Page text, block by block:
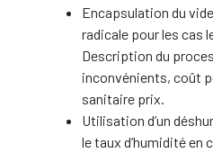
Encapsulation du
radicale pour les cas
Description du
inconvénients, coût
sanitaire prix.
Utilisation d’un
le taux d’humidité en